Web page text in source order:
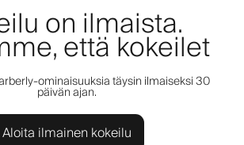
on ilmaista.
että kokeilet
ominaisuuksia täysin ilmaiseksi 30
päivän ajan.
Aloita ilmainen kokeilu